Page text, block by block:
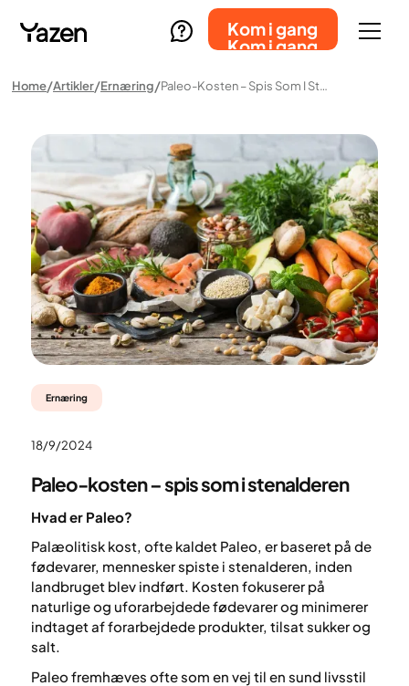
Kom i gang
Kom i gang
Home Artikler Ernæring Paleo-Kosten – Spis Som I Stenalderen
Ernæring
18/9/2024
Paleo-kosten – spis som i stenalderen
Hvad er Paleo?
Palæolitisk kost, ofte kaldet Paleo, er baseret på de
fødevarer, mennesker spiste i stenalderen, inden
landbruget blev indført. Kosten fokuserer på
naturlige og uforarbejdede fødevarer og minimerer
indtaget af forarbejdede produkter, tilsat sukker og
salt.
Paleo fremhæves ofte som en vej til en sund livsstil